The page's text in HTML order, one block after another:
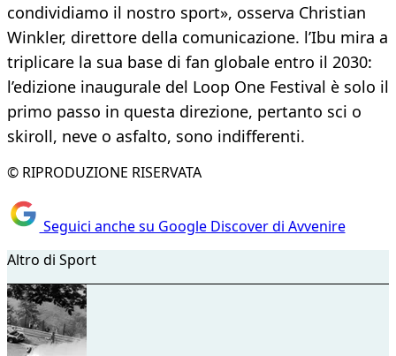
condividiamo il nostro sport», osserva Christian
Winkler, direttore della comunicazione. l’Ibu mira a
triplicare la sua base di fan globale entro il 2030:
l’edizione inaugurale del Loop One Festival è solo il
primo passo in questa direzione, pertanto sci o
skiroll, neve o asfalto, sono indifferenti.
© RIPRODUZIONE RISERVATA
Seguici anche su Google Discover di Avvenire
Altro di Sport